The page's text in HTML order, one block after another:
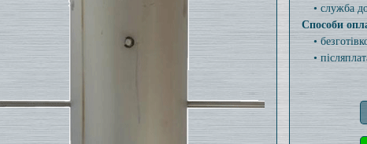
• служба
Способи
•
•